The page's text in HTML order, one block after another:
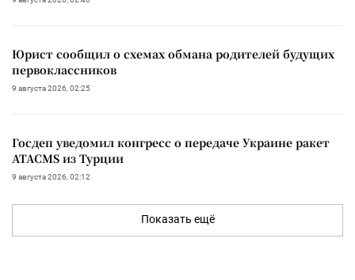
Юрист сообщил о схемах обмана родителей будущих
первоклассников
9 августа 2026, 02:25
Госдеп уведомил конгресс о передаче Украине ракет
ATACMS из Турции
9 августа 2026, 02:12
Показать ещё